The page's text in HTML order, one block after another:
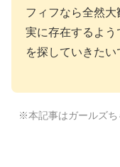
フィフなら全然
実に存在するよ
を探していきたい
※本記事はガールズち